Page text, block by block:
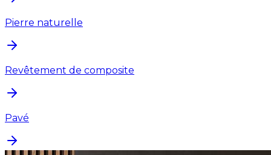
Pierre naturelle
Revêtement de composite
Pavé